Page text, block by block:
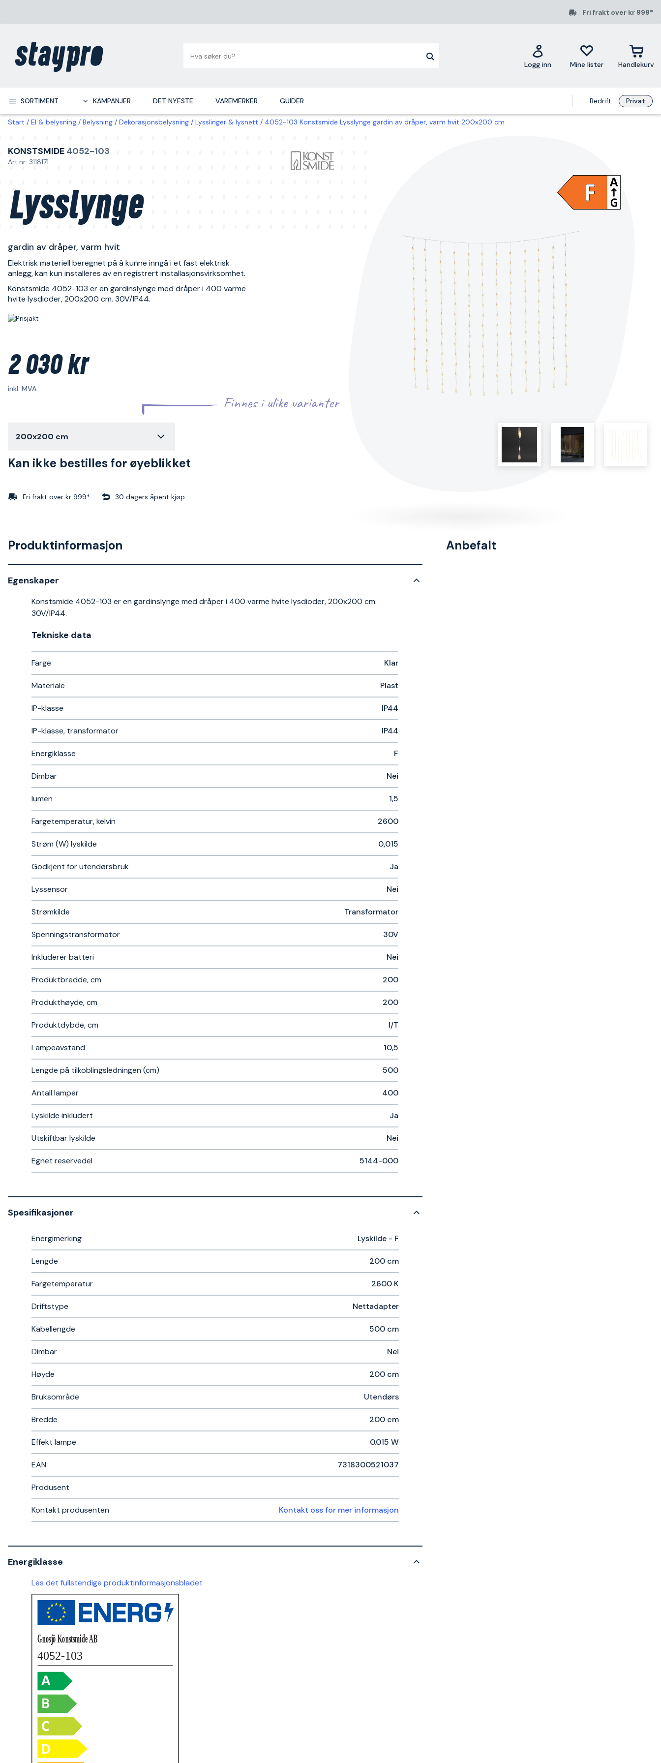
Fri frakt over kr 999*
Logg inn Mine lister Handlekurv
SORTIMENT KAMPANJER DET NYESTE VAREMERKER GUIDER Bedrift Privat
Start El & belysning Belysning Dekorasjonsbelysning Lysslinger & lysnett 4052-103 Konstsmide Lysslynge gardin av dråper, varm hvit 200x200 cm
KONSTSMIDE 4052-103
Art.nr: 3118171
Lysslynge
gardin av dråper, varm hvit
Elektrisk materiell beregnet på å kunne inngå i et fast elektrisk
anlegg, kan kun installeres av en registrert installasjonsvirksomhet.
Konstsmide 4052-103 er en gardinslynge med dråper i 400 varme
hvite lysdioder, 200x200 cm. 30V/IP44.
2 030 kr
inkl. MVA
Finnes i ulike varianter
200x200 cm
Kan ikke bestilles for øyeblikket
Fri frakt over kr 999* 30 dagers åpent kjøp
Produktinformasjon
Egenskaper
Konstsmide 4052-103 er en gardinslynge med dråper i 400 varme hvite lysdioder, 200x200 cm.
30V/IP44.
Tekniske data​
Farge Klar
Materiale Plast
IP-klasse IP44
IP-klasse, transformator IP44
Energiklasse F
Dimbar Nei
lumen 1,5
Fargetemperatur, kelvin 2600
Strøm (W) lyskilde 0,015
Godkjent for utendørsbruk Ja
Lyssensor Nei
Strømkilde Transformator
Spenningstransformator 30V
Inkluderer batteri Nei
Produktbredde, cm 200
Produkthøyde, cm 200
Produktdybde, cm I/T
Lampeavstand 10,5
Lengde på tilkoblingsledningen (cm) 500
Antall lamper 400
Lyskilde inkludert Ja
Utskiftbar lyskilde Nei
Egnet reservedel 5144-000
Spesifikasjoner
Energimerking Lyskilde - F
Lengde 200 cm
Fargetemperatur 2600 K
Driftstype Nettadapter
Kabellengde 500 cm
Dimbar Nei
Høyde 200 cm
Bruksområde Utendørs
Bredde 200 cm
Effekt lampe 0.015 W
EAN 7318300521037
Produsent
Kontakt produsenten Kontakt oss for mer informasjon
Energiklasse
Les det fullstendige produktinformasjonsbladet
Anbefalt